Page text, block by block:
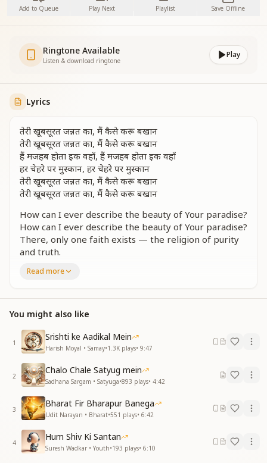
Add to Queue Play Next Playlist Save Offline
Ringtone Available
Listen & download ringtone
Play
Lyrics
तेरी खूबसूरत जन्नत का, मैं कैसे करू बखान
तेरी खूबसूरत जन्नत का, मैं कैसे करू बखान
हैं मजहब होता इक वहाँ, हैं मजहब होता इक वहाँ
हर चेहरे पर मुस्कान, हर चेहरे पर मुस्कान
तेरी खूबसूरत जन्नत का, मैं कैसे करू बखान
तेरी खूबसूरत जन्नत का, मैं कैसे करू बखान
How can I ever describe the beauty of Your paradise?
How can I ever describe the beauty of Your paradise?
There, only one faith exists — the religion of purity
and truth.
and truth.
How can I ever describe the beauty of Your paradise?
How can I ever describe the beauty of Your paradise?
रत्नों से जड़ी होती वहाँ, सब की पहरवाईश, हा सब की पहरवाईश
सब होते हैं दौलतमंद वहाँ, होती नहीं कोई ख्वाइश, हा होती नहीं कोई
ख्वाइश
मुल्क एक होता है सबका, मुल्क एक होता है सबका
होती एक जुबान, हां होती एक जुबान
तेरी खूबसूरत जन्नत का, मैं कैसे करू बखान
तेरी खूबसूरत जन्नत का, मैं कैसे करू बखान
There, everyone is adorned with garments studded
with precious gems, yes, everyone’s attire is of
jewels.
Read more
You might also like
1
Srishti ke Aadikal Mein
Harish Moyal • Samay•1.3K plays• 9:47
2
Chalo Chale Satyug mein
Sadhana Sargam • Satyuga•893 plays• 4:42
3
Bharat Fir Bharapur Banega
Udit Narayan • Bharat•551 plays• 6:42
4
Hum Shiv Ki Santan
Suresh Wadkar • Youth•193 plays• 6:10